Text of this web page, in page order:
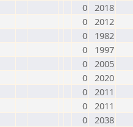
0 2018
0 2012
0
1982
0
1997
0 2005
0 2020
0 2011
0 2011
0 2038